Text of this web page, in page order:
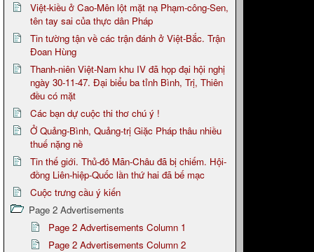
Việt-kiều ở Cao-Mên lột mặt nạ Phạm-công-Sen,
tên tay sai của thực dân Pháp
Tin tường tận về các trận đánh ở Việt-Bắc. Trận
Đoan Hùng
Thanh-niên Việt-Nam khu IV đã họp đại hội nghị
ngày 30-11-47. Đại biểu ba tỉnh Bình, Trị, Thiên
đều có mặt
Các bạn dự cuộc thi thơ chú ý !
Ở Quảng-Bình, Quảng-trị Giặc Pháp thâu nhiều
thuế nặng nề
Tin thế giới. Thủ-đô Mãn-Châu đã bị chiếm. Hội-
đồng Liên-hiệp-Quốc lần thứ hai đã bế mạc
Cuộc trưng cầu ý kiến
Page 2 Advertisements
Page 2 Advertisements Column 1
Page 2 Advertisements Column 2